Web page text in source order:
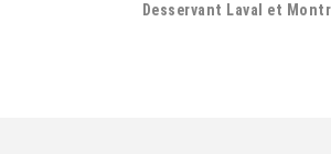
Desservant Laval et